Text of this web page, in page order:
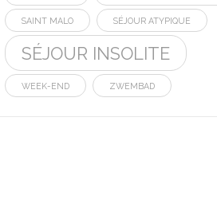
SAINT MALO SÉJOUR ATYPIQUE
SÉJOUR INSOLITE
WEEK-END ZWEMBAD